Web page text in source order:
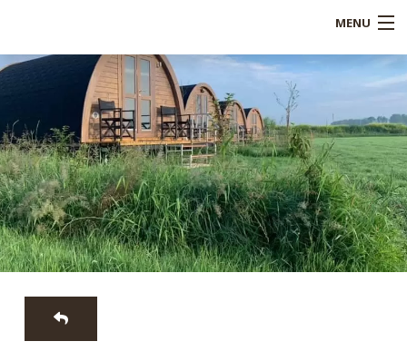
MENU
Shop
Referenties
Service
Blogs
Contact